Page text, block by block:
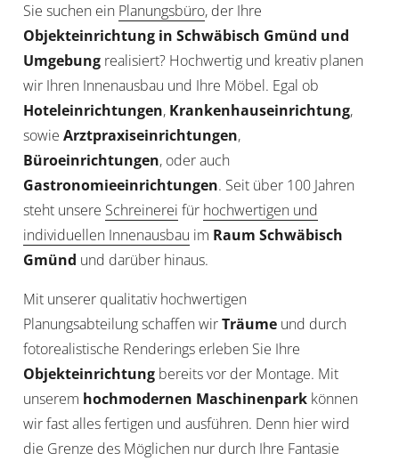
Sie suchen ein Planungsbüro, der Ihre
Objekteinrichtung in Schwäbisch Gmünd und
Umgebung realisiert? Hochwertig und kreativ planen
wir Ihren Innenausbau und Ihre Möbel. Egal ob
Hoteleinrichtungen, Krankenhauseinrichtung,
sowieArztpraxiseinrichtungen,
Büroeinrichtungen, oder auch
Gastronomieeinrichtungen. Seit über 100 Jahren
steht unsere Schreinerei für hochwertigen und
individuellen Innenausbau im Raum Schwäbisch
Gmünd und darüber hinaus.
Mit unserer qualitativ hochwertigen
Planungsabteilung schaffen wirTräume und durch
fotorealistische Renderings erleben Sie Ihre
Objekteinrichtung bereits vor der Montage. Mit
unserem hochmodernen Maschinenpark können
wir fast alles fertigen und ausführen. Denn hier wird
die Grenze des Möglichen nur durch Ihre Fantasie